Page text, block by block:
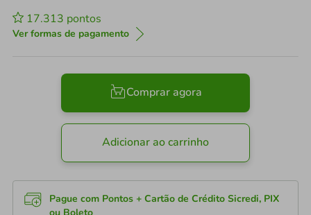
17.313 pontos
Ver formas de pagamento
Comprar agora
Adicionar ao carrinho
Pague com Pontos + Cartão de Crédito Sicredi, PIX